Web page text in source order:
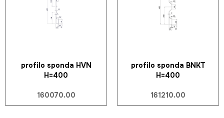
profilo sponda HVN
H=400
160070.00
profilo sponda BNKT
H=400
161210.00